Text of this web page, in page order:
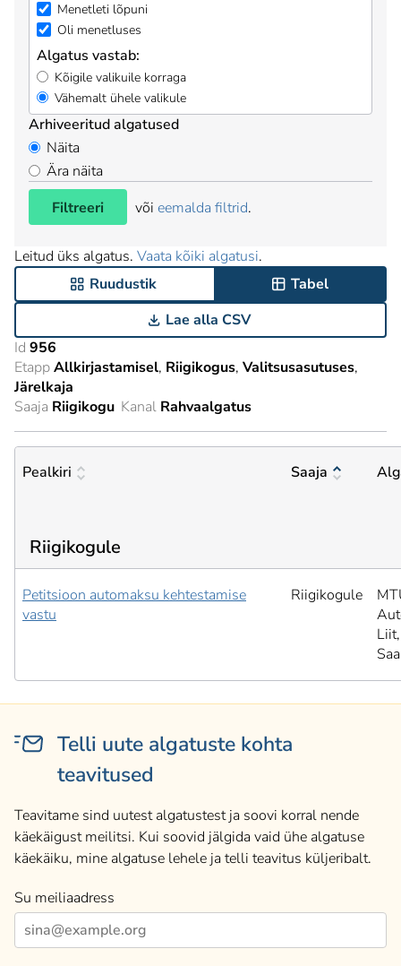
Menetleti lõpuni
Oli menetluses
Algatus vastab:
Kõigile valikuile korraga
Vähemalt ühele valikule
Arhiveeritud algatused
Näita
Ära näita
Filtreeri
või eemalda filtrid.
Leitud üks algatus. Vaata kõiki algatusi.
Ruudustik
Tabel
Lae alla CSV
Id 956
EtappAllkirjastamisel Riigikogus Valitsusasutuses
Järelkaja
Saaja Riigikogu Kanal Rahvaalgatus
Pealkiri Saaja
Riigikogule
Petitsioon automaksu kehtestamise
vastu
Riigikogule
Liit,
Telli uute algatuste kohta
teavitused
Teavitame sind uutest algatustest ja soovi korral nende
käekäigust meilitsi. Kui soovid jälgida vaid ühe algatuse
käekäiku, mine algatuse lehele ja telli teavitus küljeribalt.
Su meiliaadress